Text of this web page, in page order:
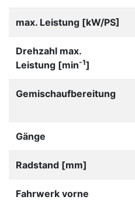
max. Leistung [kW/PS]
Drehzahl max.
Leistung [min-1]
Gemischaufbereitung
Gänge
Radstand [mm]
Fahrwerk vorne